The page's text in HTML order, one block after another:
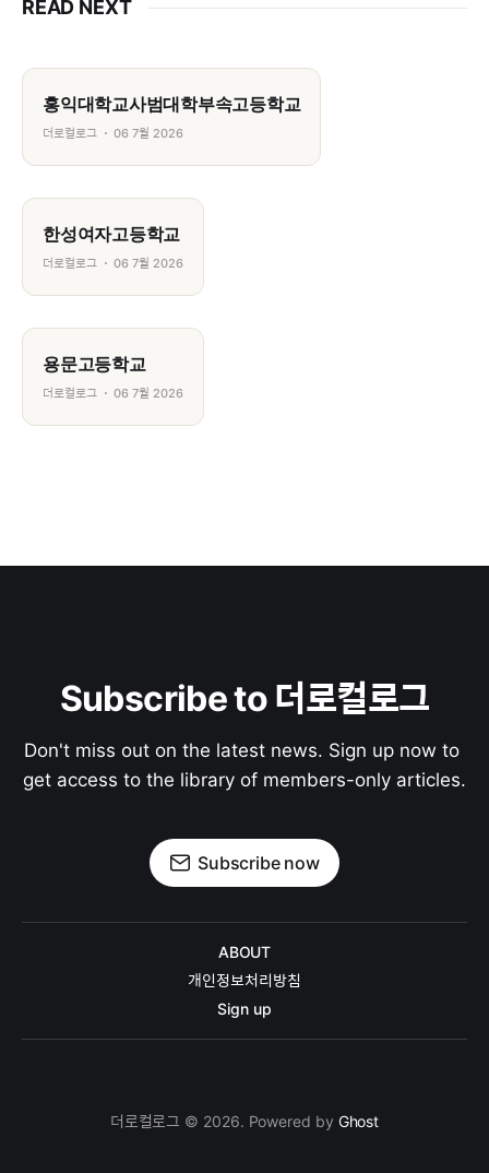
READ NEXT
홍익대학교사범대학부속고등학교
더로컬로그 06 7월 2026
한성여자고등학교
더로컬로그 06 7월 2026
용문고등학교
더로컬로그 06 7월 2026
Subscribe to 더로컬로그
Don't miss out on the latest news. Sign up now to
get access to the library of members-only articles.
Subscribe now
ABOUT
개인정보처리방침
Sign up
더로컬로그 © 2026. Powered by Ghost